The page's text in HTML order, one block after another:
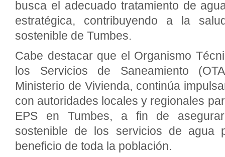
busca el adecuado tratamiento de
estratégica, contribuyendo a la
sostenible de Tumbes.
Cabe destacar que el Organismo
los Servicios de Saneamiento
Ministerio de Vivienda, continúa
con autoridades locales y regionales
EPS en Tumbes, a fin de
sostenible de los servicios de agua
beneficio de toda la población.